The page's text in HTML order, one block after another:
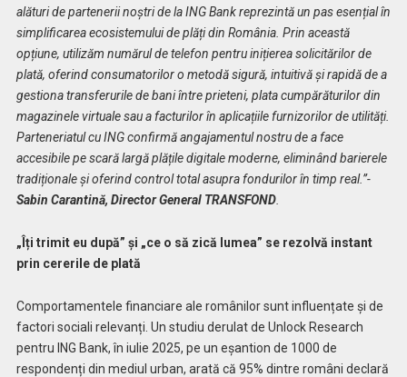
alături de partenerii noștri de la ING Bank reprezintă un pas esențial în
simplificarea ecosistemului de plăți din România. Prin această
opțiune, utilizăm numărul de telefon pentru inițierea solicitărilor de
plată, oferind consumatorilor o metodă sigură, intuitivă și rapidă de a
gestiona transferurile de bani între prieteni, plata cumpărăturilor din
magazinele virtuale sau a facturilor în aplicațiile furnizorilor de utilități.
Parteneriatul cu ING confirmă angajamentul nostru de a face
accesibile pe scară largă plățile digitale moderne, eliminând barierele
tradiționale și oferind control total asupra fondurilor în timp real.”-
Sabin Carantină, Director General TRANSFOND.
„Îți trimit eu după” și „ce o să zică lumea” se rezolvă instant
prin cererile de plată
Comportamentele financiare ale românilor sunt influențate și de
factori sociali relevanți. Un studiu derulat de Unlock Research
pentru ING Bank, în iulie 2025, pe un eșantion de 1000 de
respondenți din mediul urban, arată că 95% dintre români declară